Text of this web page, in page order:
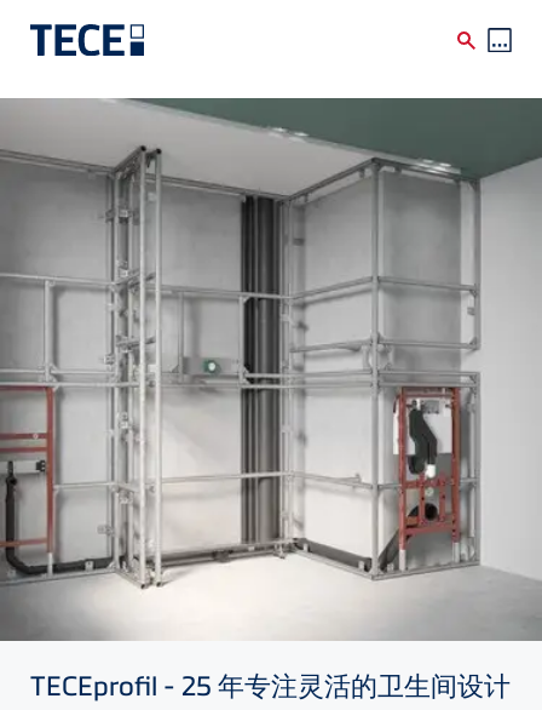
Skip to main content
TECEprofil - 25 年专注灵活的卫生间设计